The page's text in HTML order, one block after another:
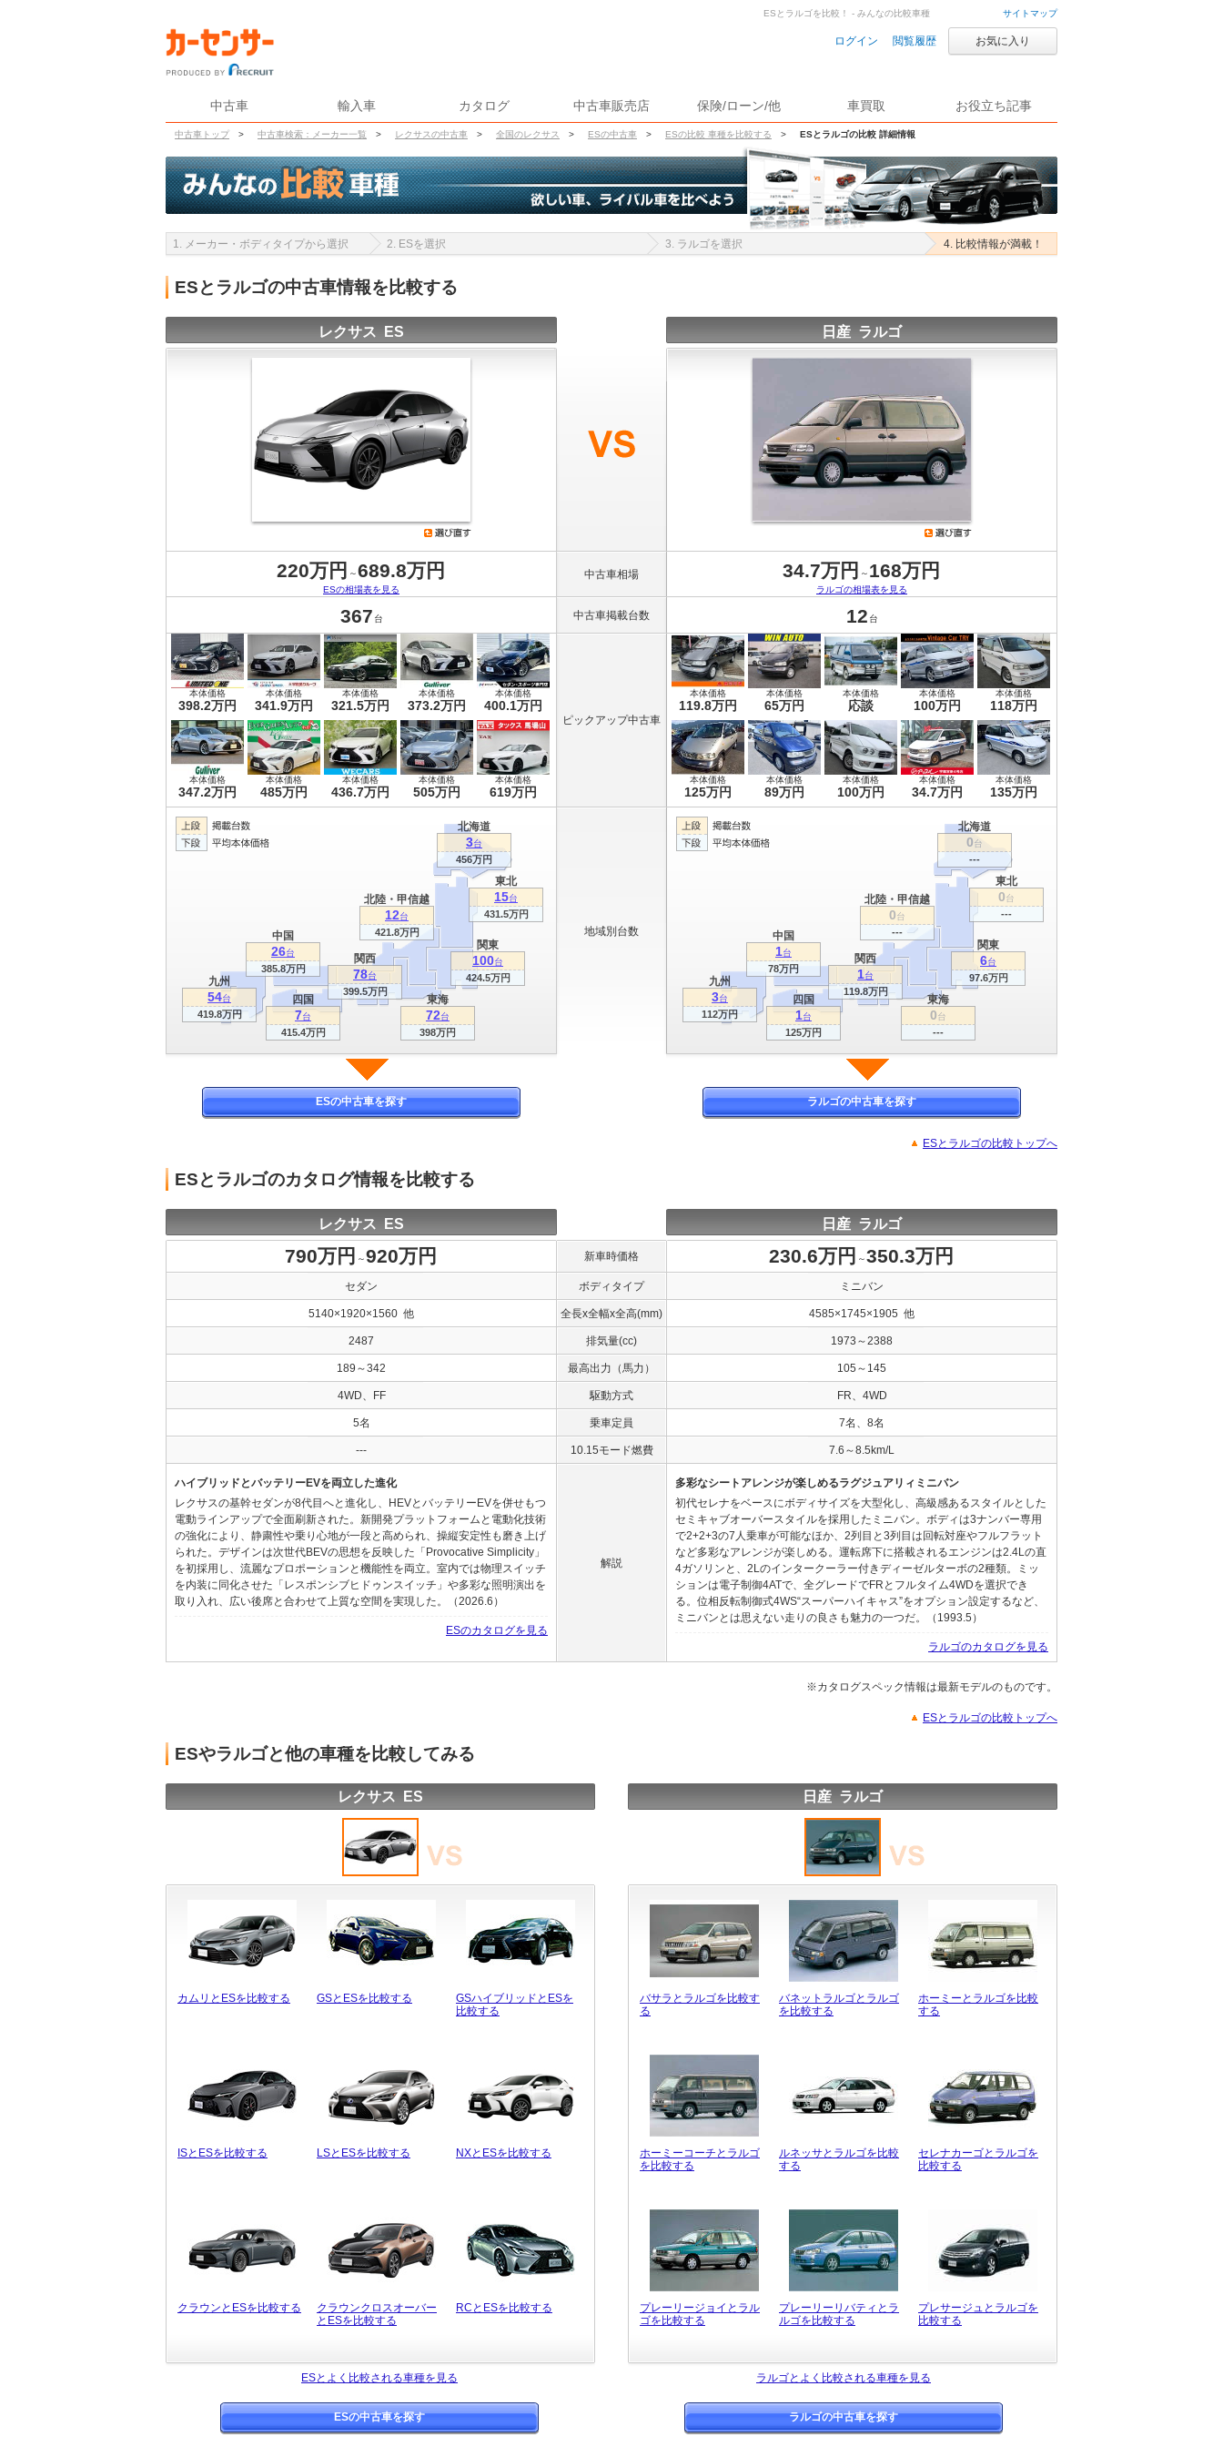
サイトマップ
ログイン 閲覧履歴 お気に入り
中古車 輸入車 カタログ 中古車販売店 保険/ローン/他 車買取 お役立ち記事
中古車トップ > 中古車検索：メーカー一覧 > レクサスの中古車 > 全国のレクサス > ESの中古車 > ESの比較 車種を比較する > ESとラルゴの比較 詳細情報
ESとラルゴを比較！ - みんなの比較車種
1. メーカー・ボディタイプから選択 2. ESを選択 3. ラルゴを選択 4. 比較情報が満載！
ESとラルゴの中古車情報を比較する
レクサス ES 日産 ラルゴ
220万円 ～689.8万円
ESの相場表を見る
中古車相場 34.7万円 ～ 168万円
ラルゴの相場表を見る
367 台 中古車掲載台数 12 台
本体価格
398.2万円
本体価格
341.9万円
本体価格
321.5万円
本体価格
373.2万円
本体価格
400.1万円
本体価格
347.2万円
本体価格
485万円
本体価格
436.7万円
本体価格
505万円
本体価格
619万円
ピックアップ中古車
本体価格
119.8万円
本体価格
65万円
本体価格
応談
本体価格
100万円
本体価格
118万円
本体価格
125万円
本体価格
89万円
本体価格
100万円
本体価格
34.7万円
本体価格
135万円
関東
100台
424.5万円
関西
78台
399.5万円
東海
72台
398万円
北海道
3台
456万円
九州
54台
419.8万円
東北
15台
431.5万円
北陸・甲信越
12台
421.8万円
中国
26台
385.8万円
四国
7台
415.4万円
地域別台数
関東
6台
97.6万円
関西
1台
119.8万円
東海
0台
---
北海道
0台
---
九州
3台
112万円
東北
0台
---
北陸・甲信越
0台
---
中国
1台
78万円
四国
1台
125万円
ESの中古車を探す ラルゴの中古車を探す
ESとラルゴの比較トップへ
ESとラルゴのカタログ情報を比較する
レクサス ES 日産 ラルゴ
790万円 ～920万円 新車時価格 230.6万円 ～350.3万円
セダン ボディタイプ ミニバン
5140×1920×1560 他 全長x全幅x全高(mm) 4585×1745×1905 他
2487 排気量(cc) 1973～2388
189～342 最高出力（馬力） 105～145
4WD、FF 駆動方式 FR、4WD
5名 乗車定員 7名、8名
--- 10.15モード燃費 7.6～8.5km/L
ハイブリッドとバッテリーEVを両立した進化
レクサスの基幹セダンが8代目へと進化し、HEVとバッテリーEVを併せもつ
電動ラインアップで全面刷新された。新開発プラットフォームと電動化技術
の強化により、静粛性や乗り心地が一段と高められ、操縦安定性も磨き上げ
られた。デザインは次世代BEVの思想を反映した「Provocative Simplicity」
を初採用し、流麗なプロポーションと機能性を両立。室内では物理スイッチ
を内装に同化させた「レスポンシブヒドゥンスイッチ」や多彩な照明演出を
取り入れ、広い後席と合わせて上質な空間を実現した。（2026.6）
ESのカタログを見る
解説
多彩なシートアレンジが楽しめるラグジュアリィミニバン
初代セレナをベースにボディサイズを大型化し、高級感あるスタイルとした
セミキャブオーバースタイルを採用したミニバン。ボディは3ナンバー専用
で2+2+3の7人乗車が可能なほか、2列目と3列目は回転対座やフルフラット
など多彩なアレンジが楽しめる。運転席下に搭載されるエンジンは2.4Lの直
4ガソリンと、2Lのインタークーラー付きディーゼルターボの2種類。ミッ
ションは電子制御4ATで、全グレードでFRとフルタイム4WDを選択でき
る。位相反転制御式4WS“スーパーハイキャス”をオプション設定するなど、
ミニバンとは思えない走りの良さも魅力の一つだ。（1993.5）
ラルゴのカタログを見る
※カタログスペック情報は最新モデルのものです。
ESとラルゴの比較トップへ
ESやラルゴと他の車種を比較してみる
レクサス ES
カムリとESを比較する GSとESを比較する
GSハイブリッドとESを
比較する
ISとESを比較する LSとESを比較する NXとESを比較する
クラウンとESを比較する
クラウンクロスオーバー
とESを比較する
RCとESを比較する
日産 ラルゴ
バサラとラルゴを比較す
る
バネットラルゴとラルゴ
を比較する
ホーミーとラルゴを比較
する
ホーミーコーチとラルゴ
を比較する
ルネッサとラルゴを比較
する
セレナカーゴとラルゴを
比較する
プレーリージョイとラル
ゴを比較する
プレーリーリバティとラ
ルゴを比較する
プレサージュとラルゴを
比較する
ESとよく比較される車種を見る ラルゴとよく比較される車種を見る
ESの中古車を探す ラルゴの中古車を探す